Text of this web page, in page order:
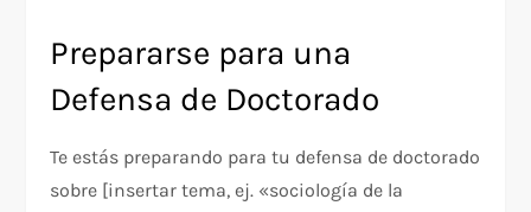
Prepararse para una
Defensa de Doctorado
Te estás preparando para tu defensa de doctorado
sobre [insertar tema, ej. «sociología de la